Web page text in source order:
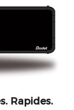
Rapides.